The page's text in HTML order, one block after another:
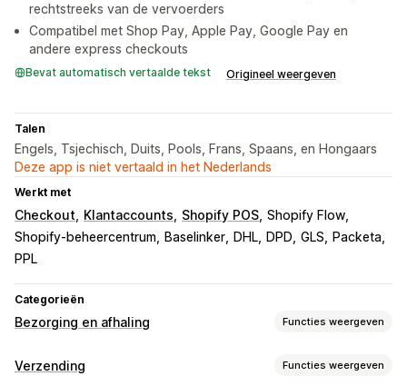
rechtstreeks van de vervoerders
Compatibel met Shop Pay, Apple Pay, Google Pay en
andere express checkouts
Bevat automatisch vertaalde tekst Origineel weergeven
Talen
Engels, Tsjechisch, Duits, Pools, Frans, Spaans, en Hongaars
Deze app is niet vertaald in het Nederlands
Werkt met
Checkout Klantaccounts Shopify POS Shopify Flow
Shopify-beheercentrum
Baselinker DHL DPD GLS
Packeta
PPL
Categorieën
Bezorging en afhaling Functies weergeven
Bezorgopties
Verzending Functies weergeven